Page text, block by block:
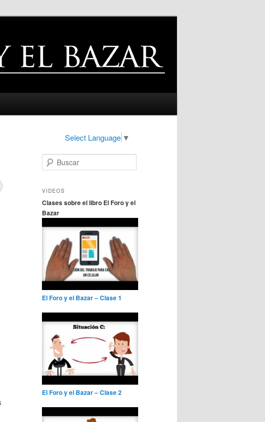
Select Language ▼
u
c
r
VIDEOS
Clases sobre el libro El Foro y el
Bazar
El Foro y el Bazar – Clase 1
El Foro y el Bazar – Clase 2